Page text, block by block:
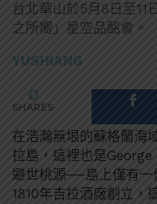
台北華山於5月8日至11
之所嚮」星空品酩會。
YUSHIANG
0
SHARES
在浩瀚無垠的蘇格蘭海
拉島，這裡也是
避世桃源──島上僅有一
1810年吉拉酒廠創立，